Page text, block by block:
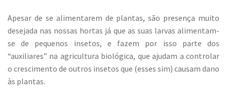
Apesar de se alimentarem de plantas, são presença muito
desejada nas nossas hortas já que as suas larvas alimentam-
se de pequenos insetos, e fazem por isso parte dos
“auxiliares” na agricultura biológica, que ajudam a controlar
o crescimento de outros insetos que (esses sim) causam dano
às plantas.